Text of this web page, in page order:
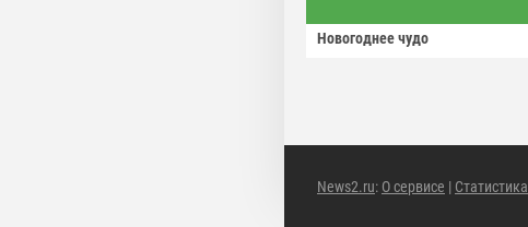
Новогоднее чудо
News2.ru: О сервисе | Статистика